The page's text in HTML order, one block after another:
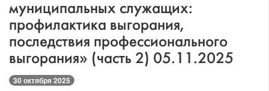
муниципальных служащих:
профилактика выгорания,
последствия профессионального
выгорания» (часть 2) 05.11.2025
30 октября 2025